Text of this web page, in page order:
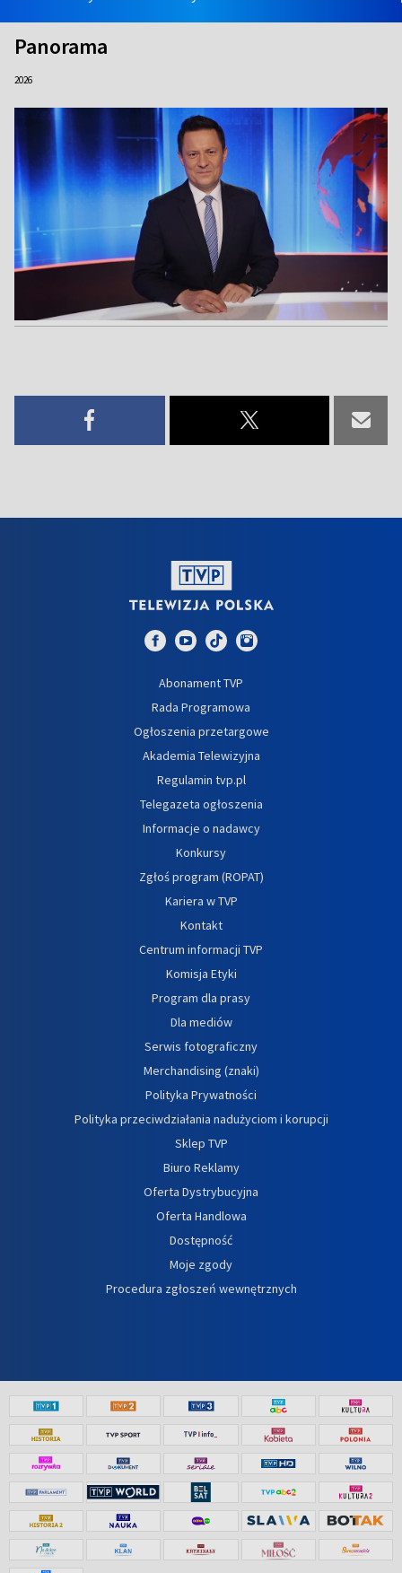
Panorama
2026
Abonament TVP
Rada Programowa
Ogłoszenia przetargowe
Akademia Telewizyjna
Regulamin tvp.pl
Telegazeta ogłoszenia
Informacje o nadawcy
Konkursy
Zgłoś program (ROPAT)
Kariera w TVP
Kontakt
Centrum informacji TVP
Komisja Etyki
Program dla prasy
Dla mediów
Serwis fotograficzny
Merchandising (znaki)
Polityka Prywatności
Polityka przeciwdziałania nadużyciom i korupcji
Sklep TVP
Biuro Reklamy
Oferta Dystrybucyjna
Oferta Handlowa
Dostępność
Moje zgody
Procedura zgłoszeń wewnętrznych